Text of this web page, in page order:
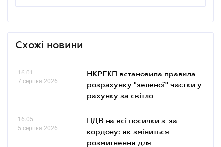
Схожі новини
16.01
7 серпня 2026
НКРЕКП встановила правила
розрахунку "зеленої" частки у
рахунку за світло
16.05
5 серпня 2026
ПДВ на всі посилки з-за
кордону: як зміниться
розмитнення для